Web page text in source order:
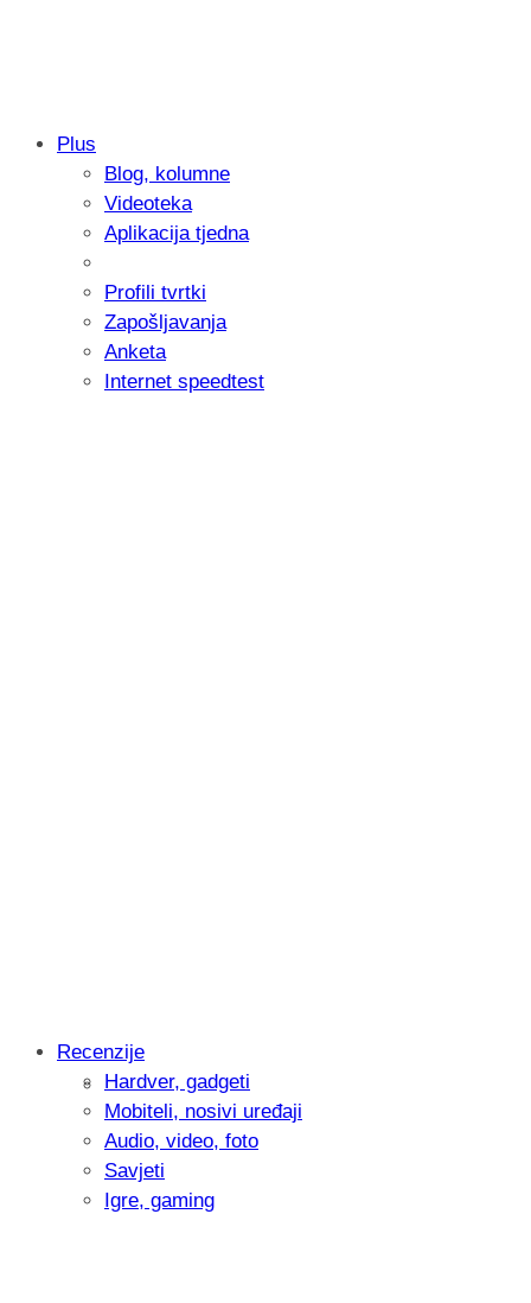
Samsung otkrio kako je nastajala
donijelo tanje i izdržljivije preklopne
Plus
Blog, kolumne
Videoteka
Aplikacija tjedna
Profili tvrtki
Zapošljavanja
Anketa
Internet speedtest
Intervju: Goran Jović, fotograf -
Recenzije
Hardver, gadgeti
Mobiteli, nosivi uređaji
Audio, video, foto
Savjeti
Igre, gaming